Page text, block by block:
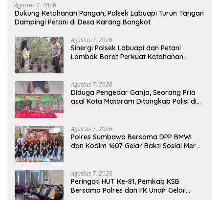
Agustus 7, 2026
Dukung Ketahanan Pangan, Polsek Labuapi Turun Tangan
Dampingi Petani di Desa Karang Bongkot
Agustus 7, 2026
Sinergi Polsek Labuapi dan Petani
Lombok Barat Perkuat Ketahanan
Agustus 7, 2026
Diduga Pengedar Ganja, Seorang Pria
asal Kota Mataram Ditangkap Polisi di
Agustus 7, 2026
Polres Sumbawa Bersama DPP BMWI
dan Kodim 1607 Gelar Bakti Sosial Merah
Agustus 7, 2026
Peringati HUT Ke-81, Pemkab KSB
Bersama Polres dan FK Unair Gelar